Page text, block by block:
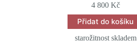
4 800 Kč
Přidat do košíku
starožitnost skladem